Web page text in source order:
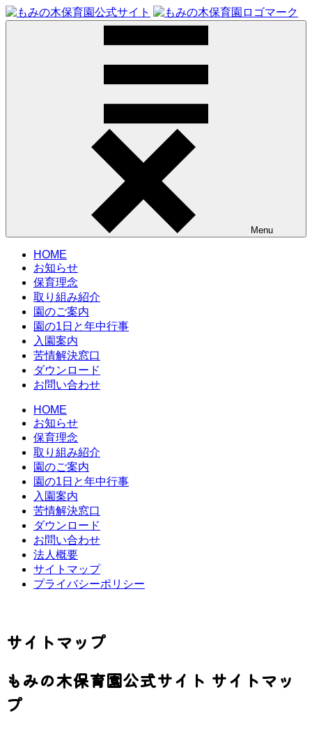
コ
ン
Menu
HOME
お知らせ
保育理念
取り組み紹介
園のご案内
園の1日と年中行事
入園案内
苦情解決窓口
ダウンロード
お問い合わせ
HOME
お知らせ
保育理念
取り組み紹介
園のご案内
園の1日と年中行事
入園案内
苦情解決窓口
ダウンロード
お問い合わせ
法人概要
サイトマップ
プライバシーポリシー
サイトマップ
もみの木保育園公式サイト サイトマッ
プ